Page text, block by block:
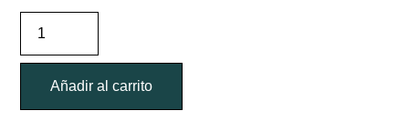
manojo
80g
Añadir al carrito